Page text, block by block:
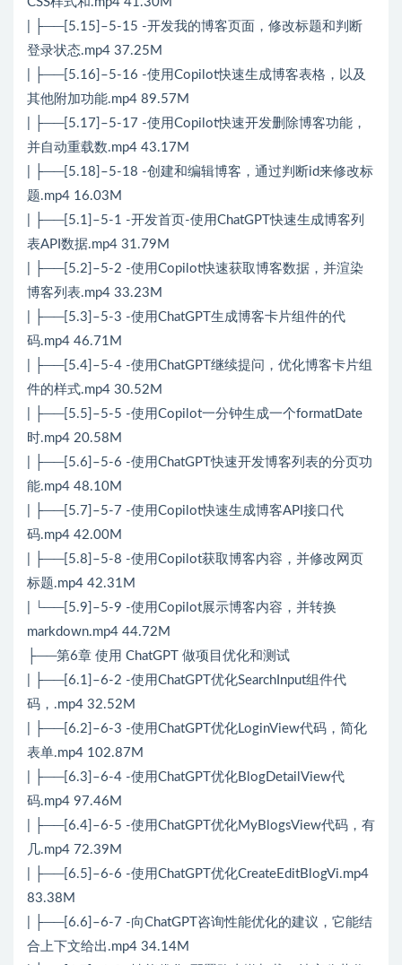
| ├──[5.15]–5-15 -开发我的博客页面，修改标题和判断
登录状态.mp4 37.25M
| ├──[5.16]–5-16 -使用Copilot快速生成博客表格，以及
其他附加功能.mp4 89.57M
| ├──[5.17]–5-17 -使用Copilot快速开发删除博客功能，
并自动重载数.mp4 43.17M
| ├──[5.18]–5-18 -创建和编辑博客，通过判断id来修改标
题.mp4 16.03M
| ├──[5.1]–5-1 -开发首页-使用ChatGPT快速生成博客列
表API数据.mp4 31.79M
| ├──[5.2]–5-2 -使用Copilot快速获取博客数据，并渲染
博客列表.mp4 33.23M
| ├──[5.3]–5-3 -使用ChatGPT生成博客卡片组件的代
码.mp4 46.71M
| ├──[5.4]–5-4 -使用ChatGPT继续提问，优化博客卡片组
件的样式.mp4 30.52M
| ├──[5.5]–5-5 -使用Copilot一分钟生成一个formatDate
时.mp4 20.58M
| ├──[5.6]–5-6 -使用ChatGPT快速开发博客列表的分页功
能.mp4 48.10M
| ├──[5.7]–5-7 -使用Copilot快速生成博客API接口代
码.mp4 42.00M
| ├──[5.8]–5-8 -使用Copilot获取博客内容，并修改网页
标题.mp4 42.31M
| └──[5.9]–5-9 -使用Copilot展示博客内容，并转换
markdown.mp4 44.72M
├──第6章 使用 ChatGPT 做项目优化和测试
| ├──[6.1]–6-2 -使用ChatGPT优化SearchInput组件代
码，.mp4 32.52M
| ├──[6.2]–6-3 -使用ChatGPT优化LoginView代码，简化
表单.mp4 102.87M
| ├──[6.3]–6-4 -使用ChatGPT优化BlogDetailView代
码.mp4 97.46M
| ├──[6.4]–6-5 -使用ChatGPT优化MyBlogsView代码，有
几.mp4 72.39M
| ├──[6.5]–6-6 -使用ChatGPT优化CreateEditBlogVi.mp4
83.38M
| ├──[6.6]–6-7 -向ChatGPT咨询性能优化的建议，它能结
合上下文给出.mp4 34.14M